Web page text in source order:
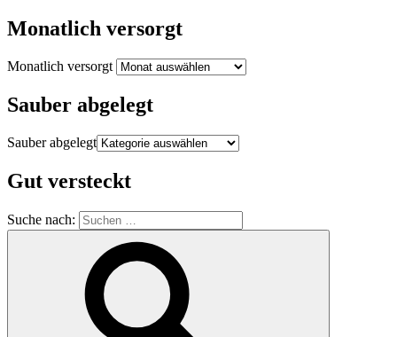
Monatlich versorgt
Monatlich versorgt
Sauber abgelegt
Sauber abgelegt
Gut versteckt
Suche nach: